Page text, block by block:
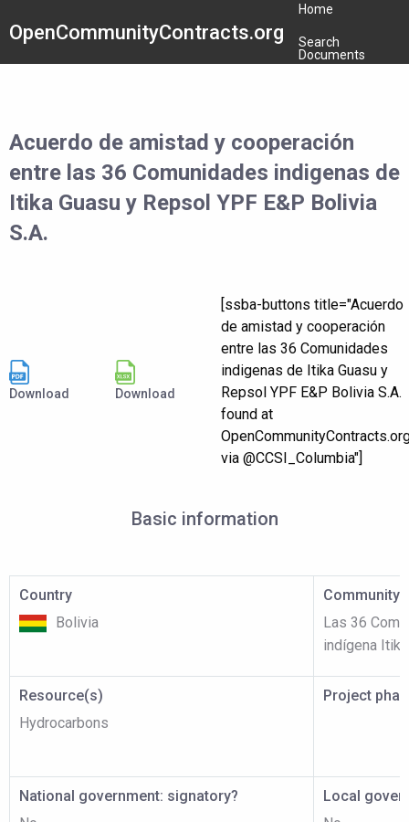
OpenCommunityContracts.org
Home
Search
Documents
Acuerdo de amistad y cooperación
entre las 36 Comunidades indigenas de
Itika Guasu y Repsol YPF E&P Bolivia
S.A.
Download Download
[ssba-buttons title="Acuerdo
de amistad y cooperación
entre las 36 Comunidades
indigenas de Itika Guasu y
Repsol YPF E&P Bolivia S.A.
found at
via @CCSI_Columbia"]
Basic information
Country
Bolivia
Community
Las 36
indígena
Resource(s)
Hydrocarbons
Project
National government: signatory?
Local